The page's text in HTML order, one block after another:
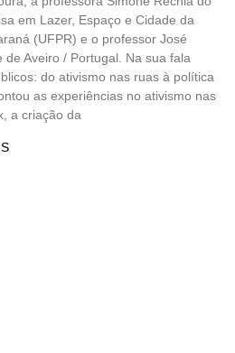
em Lazer, Espaço e Cidade da
(UFPR) e o professor José
Aveiro / Portugal. Na sua fala
do ativismo nas ruas à política
as experiências no ativismo nas
a criação da